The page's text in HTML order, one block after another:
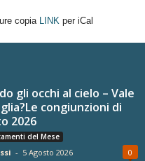
copia LINK per iCal
gli occhi al cielo – Vale
congiunzioni di
2026
del Mese
- 5 Agosto 2026 0